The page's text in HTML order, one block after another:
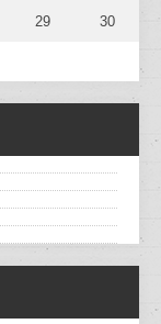
29 30